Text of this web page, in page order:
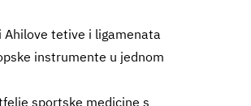
tetive i ligamenata
instrumente u jednom
sportske medicine s